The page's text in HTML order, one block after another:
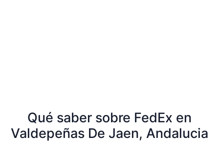
Qué saber sobre FedEx en
Valdepeñas De Jaen, Andalucia